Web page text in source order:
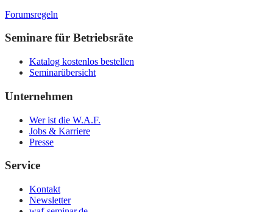
Forumsregeln
Seminare für Betriebsräte
Katalog kostenlos bestellen
Seminarübersicht
Unternehmen
Wer ist die W.A.F.
Jobs & Karriere
Presse
Service
Kontakt
Newsletter